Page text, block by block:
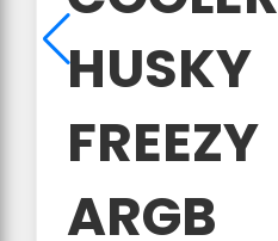
HUSKY
FREEZY
ARGB